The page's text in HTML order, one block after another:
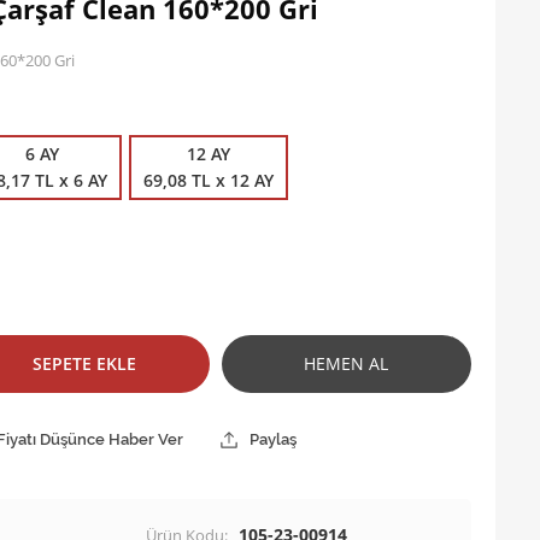
Clean 160*200 Gri
Gri
6 AY
TL x 6 AY
12 AY
69,08 TL x 12 AY
SEPETE EKLE HEMEN AL
Düşünce Haber Ver Paylaş
Ürün Kodu: 105-23-00914